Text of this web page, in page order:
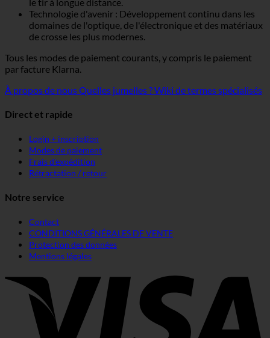
Technologie d'avenir : Développement continu dans les
domaines de l'optique, de l'électronique et des matériaux
de crosse les plus modernes.
Tous les modes de paiement courants, y compris le paiement
par facture Klarna.
À propos de nousQuelles jumelles ?Wiki de termes spécialisés
Direct et rapide
Login + inscription
Modes de paiement
Frais d'expédition
Rétractation / retour
Notre service
Contact
CONDITIONS GÉNÉRALES DE VENTE
Protection des données
Mentions légales